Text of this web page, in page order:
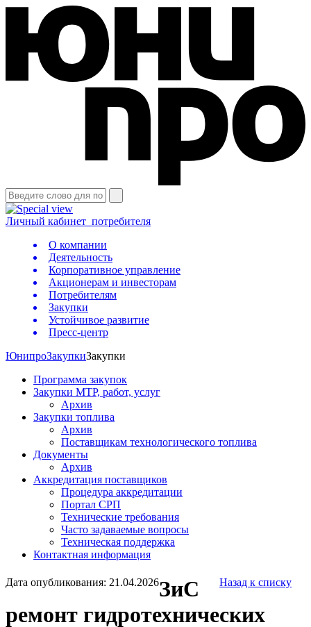
Личный кабинет потребителя
О компании
Деятельность
Корпоративное управление
Акционерам и инвесторам
Потребителям
Закупки
Устойчивое развитие
Пресс-центр
ЮнипроЗакупкиЗакупки
Программа закупок
Закупки МТР, работ, услуг
Архив
Закупки топлива
Архив
Поставщикам технологического топлива
Документы
Архив
Аккредитация поставщиков
Процедура аккредитации
Портал СРП
Технические требования
Часто задаваемые вопросы
Техническая поддержка
Контактная информация
Дата опубликования: 21.04.2026 Назад к списку
ЗиС
ремонт гидротехнических